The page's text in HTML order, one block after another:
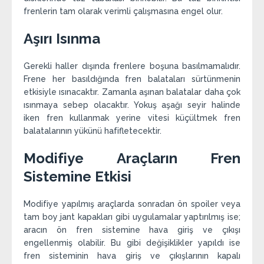
frenlerin tam olarak verimli çalışmasına engel olur.
Aşırı Isınma
Gerekli haller dışında frenlere boşuna basılmamalıdır.
Frene her basıldığında fren balataları sürtünmenin
etkisiyle ısınacaktır. Zamanla aşınan balatalar daha çok
ısınmaya sebep olacaktır. Yokuş aşağı seyir halinde
iken fren kullanmak yerine vitesi küçültmek fren
balatalarının yükünü hafifletecektir.
Modifiye Araçların Fren
Sistemine Etkisi
Modifiye yapılmış araçlarda sonradan ön spoiler veya
tam boy jant kapakları gibi uygulamalar yaptırılmış ise;
aracın ön fren sistemine hava giriş ve çıkışı
engellenmiş olabilir. Bu gibi değişiklikler yapıldı ise
fren sisteminin hava giriş ve çıkışlarının kapalı